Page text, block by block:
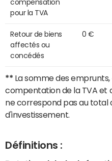
compensation
pour la TVA
Retour de biens
affectés ou
concédés
0 €
** La somme des emprunts,
compentation de la TVA et
ne correspond pas au total
d'investissement.
Définitions :